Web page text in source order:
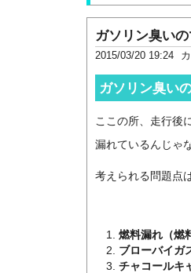
ガソリン臭い
2015/03/20 19:24
ガソリン臭い
ここの所、走行後
漏れているんじゃ
考えられる問題点
燃料漏れ（燃
ブローバイガ
チャコールキ